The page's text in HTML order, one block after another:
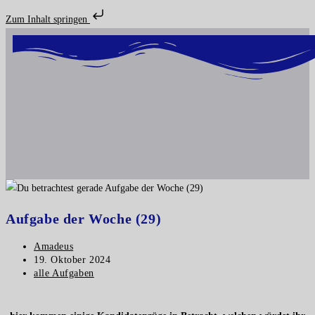
Zum Inhalt springen
Aufgabe der Woche (29)
Amadeus
19. Oktober 2024
alle Aufgaben